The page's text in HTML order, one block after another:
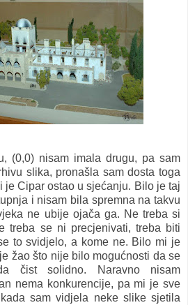
(0,0) nisam imala drugu, pa sam
slika, pronašla sam dosta toga
je Cipar ostao u sjećanju. Bilo je taj
i nisam bila spremna na takvu
ne ubije ojača ga. Ne treba si
treba se ni precjenivati, treba biti
to svidjelo, a kome ne. Bilo mi je
žao što nije bilo mogućnosti da se
čist solidno. Naravno nisam
nema konkurencije, pa mi je sve
sam vidjela neke slike sjetila